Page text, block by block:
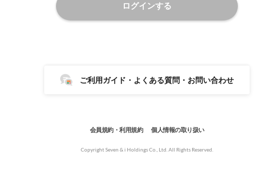
ログインする
ご利用ガイド・よくある質問・お問い合わせ
会員規約・利用規約 個人情報の取り扱い
Copyright Seven & i Holdings Co., Ltd. All Rights Reserved.